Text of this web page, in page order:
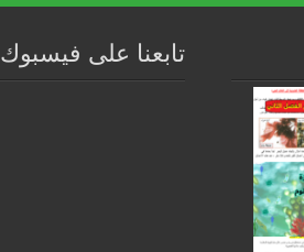
تابعنا على فيسبوك